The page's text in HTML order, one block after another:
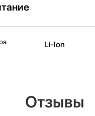
Li-Ion
Отзывы